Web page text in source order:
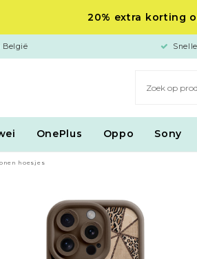
20% extra korting
België
OnePlus Oppo Sony
hoesjes